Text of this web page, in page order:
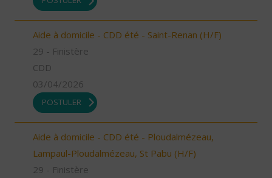
Aide à domicile - CDD été - Saint-Renan (H/F)
29 - Finistère
CDD
03/04/2026
POSTULER
Aide à domicile - CDD été - Ploudalmézeau,
Lampaul-Ploudalmézeau, St Pabu (H/F)
29 - Finistère